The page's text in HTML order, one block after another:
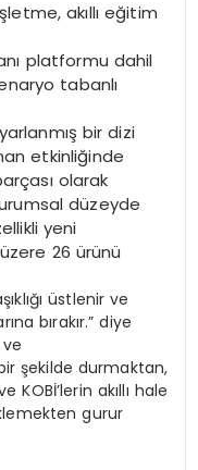
akıllı eğitim
platformu dahil
tabanlı
bir dizi
etkinliğinde
olarak
düzeyde
yeni
26 ürünü
üstlenir ve
bırakır.” diye
şekilde durmaktan,
akıllı hale
gurur